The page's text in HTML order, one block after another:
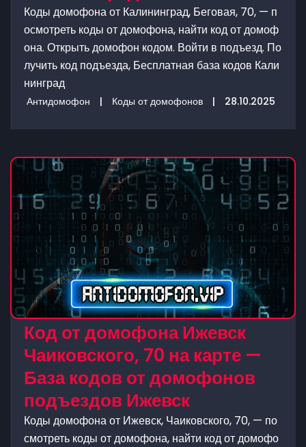
Коды домофона от Калининград, Беговая, 70, — п
осмотреть коды от домофона, найти код от домоф
она. Открыть домофон кодом. Войти в подъезд. По
лучить код подъезда, Бесплатная база кодов Кали
нинград
Антидомофон | Коды от домофонов | 28.10.2025
Код от домофона Ижевск
Чаиковского, 70 на карте —
База кодов от домофонов
подъездов Ижевск
Коды домофона от Ижевск, Чаиковского, 70, — по
смотреть коды от домофона, найти код от домофо